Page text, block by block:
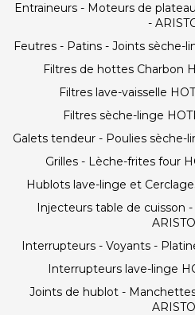
Entraineurs - Moteurs de
-
Feutres - Patins - Joints sèche-
Filtres de hottes Charbon
Filtres lave-vaisselle
Filtres sèche-linge
Galets tendeur - Poulies sèche-
Grilles - Lèche-frites four
Hublots lave-linge et
Injecteurs table de cuisson
Interrupteurs - Voyants -
Interrupteurs lave-linge
Joints de hublot -